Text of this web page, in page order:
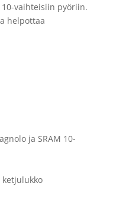
10-vaihteisiin pyöriin.
helpottaa
ja SRAM 10-
ketjulukko